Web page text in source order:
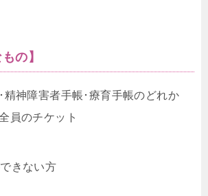
の】
精神障害者手帳･療育手帳のどれか
員のチケット
きない方